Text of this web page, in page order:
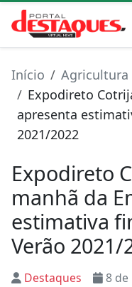
Início
Agricultura
Expodireto
apresenta
2021/2022
Expodireto
manhã da
estimativa
Verão 2021/
Destaques 8 de